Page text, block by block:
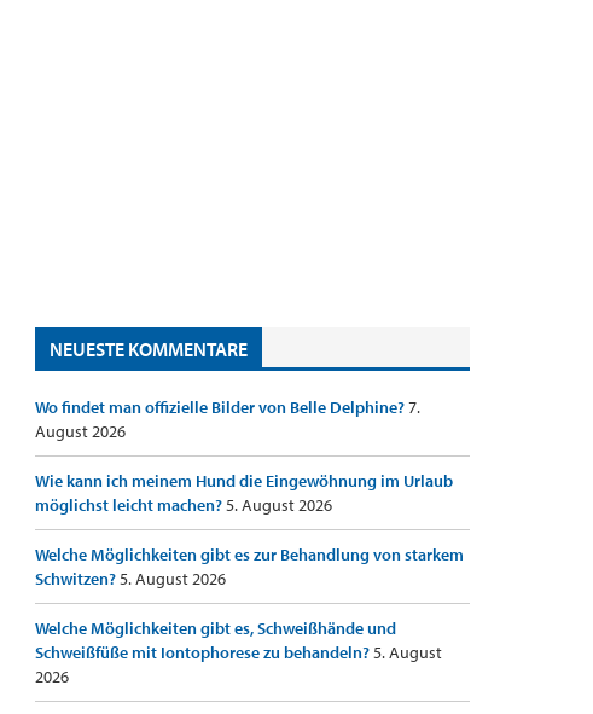
NEUESTE KOMMENTARE
Wo findet man offizielle Bilder von Belle Delphine?7.
August 2026
Wie kann ich meinem Hund die Eingewöhnung im Urlaub
möglichst leicht machen?5. August 2026
Welche Möglichkeiten gibt es zur Behandlung von starkem
Schwitzen?5. August 2026
Welche Möglichkeiten gibt es, Schweißhände und
Schweißfüße mit Iontophorese zu behandeln?5. August
2026